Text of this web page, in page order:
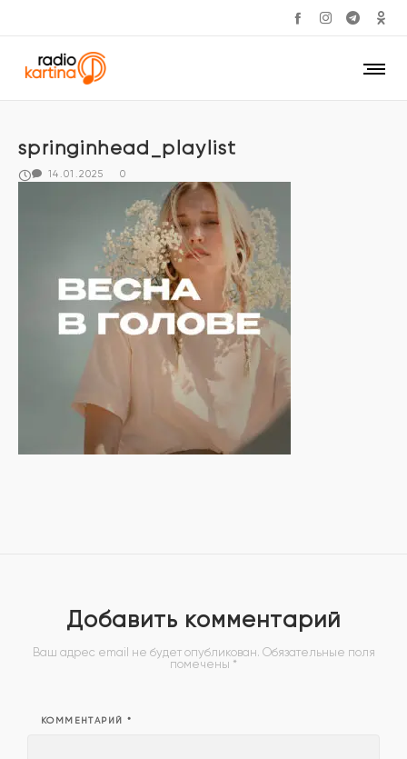
springinhead_playlist
14.01.2025 0
Добавить комментарий
Ваш адрес email не будет опубликован. Обязательные поля
помечены *
КОММЕНТАРИЙ *